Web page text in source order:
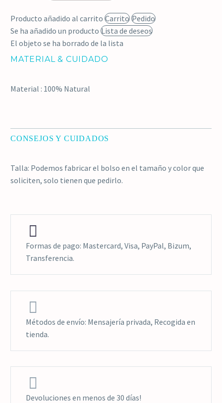
de
colores
cantidad
Producto añadido al carrito Carrito Pedido
Se ha añadido un producto Lista de deseos
El objeto se ha borrado de la lista
MATERIAL & CUIDADO
Material : 100% Natural
CONSEJOS Y CUIDADOS
Talla: Podemos fabricar el bolso en el tamaño y color que
soliciten, solo tienen que pedirlo.


Formas de pago: Mastercard, Visa, PayPal, Bizum,
Transferencia.


Métodos de envío: Mensajería privada, Recogida en
tienda.


Devoluciones en menos de 30 días!